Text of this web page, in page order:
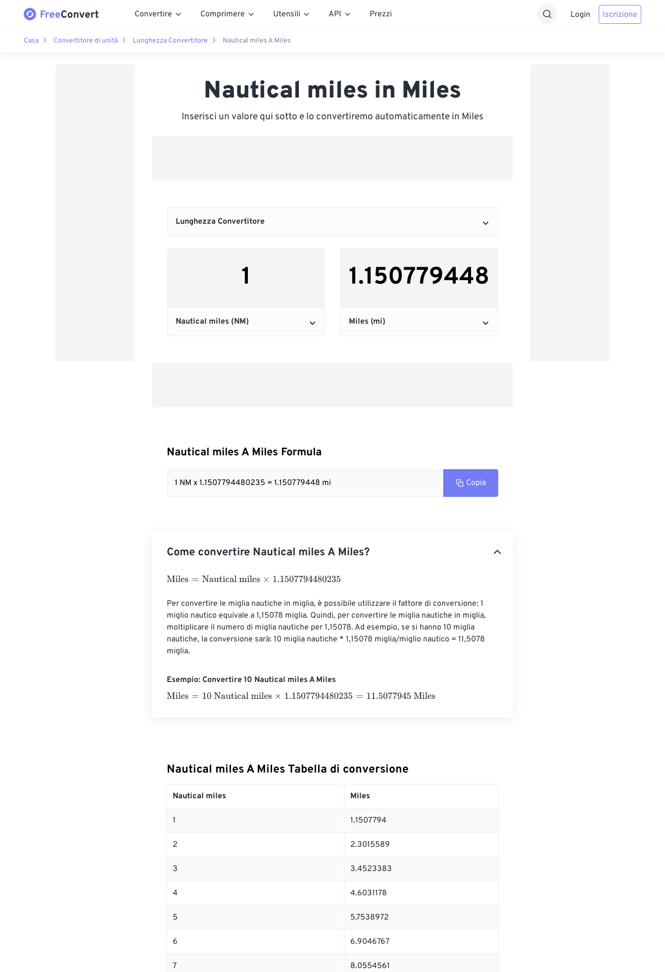
Convertire Comprimere Utensili API Prezzi Login Iscrizione
Casa Convertitore di unità Lunghezza Convertitore Nautical miles A Miles
Nautical miles in Miles
Inserisci un valore qui sotto e lo convertiremo automaticamente in Miles
Nautical miles A Miles Formula
1 NM x 1.1507794480235 = 1.150779448 mi Copia
Come convertire Nautical miles A Miles?
Miles= Nautical miles×1.1507794480235
Per convertire le miglia nautiche in miglia, è possibile utilizzare il fattore di conversione: 1
miglio nautico equivale a 1,15078 miglia. Quindi, per convertire le miglia nautiche in miglia,
moltiplicare il numero di miglia nautiche per 1,15078. Ad esempio, se si hanno 10 miglia
nautiche, la conversione sarà: 10 miglia nautiche * 1,15078 miglia/miglio nautico = 11,5078
miglia.
Esempio: Convertire 10 Nautical miles A Miles
Miles= 10 Nautical miles ×1.1507794480235=11.5077945 Miles
Nautical miles A Miles Tabella di conversione
Nautical miles Miles
1 1.1507794
2 2.3015589
3 3.4523383
4 4.6031178
5 5.7538972
6 6.9046767
7 8.0554561